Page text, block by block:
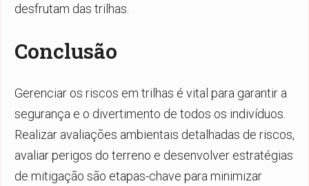
desfrutam das trilhas.
Conclusão
Gerenciar os riscos em trilhas é vital para garantir a
segurança e o divertimento de todos os indivíduos.
Realizar avaliações ambientais detalhadas de riscos,
avaliar perigos do terreno e desenvolver estratégias
de mitigação são etapas-chave para minimizar